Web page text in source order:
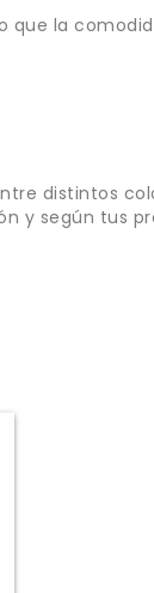
que la
distintos
y según tus